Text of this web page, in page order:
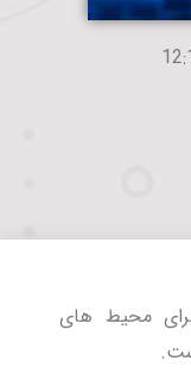
5 گیاهرتز برای محیط های